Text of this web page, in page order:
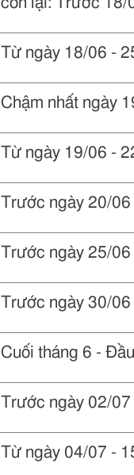
Từ ngày 18/06 -
Chậm nhất ngày
Từ ngày 19/06 -
Trước ngày 20/06
Trước ngày 25/06
Trước ngày 30/06
Cuối tháng 6 -
Trước ngày 02/07
Từ ngày 04/07 -